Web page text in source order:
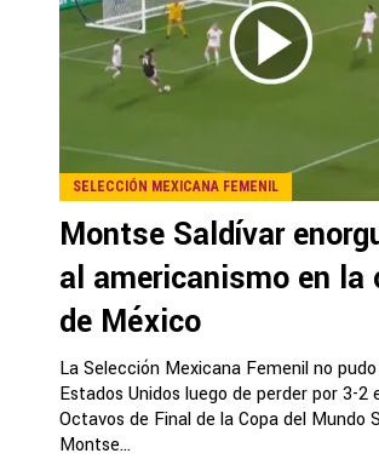
SELECCIÓN MEXICANA FEMENIL
Montse Saldívar
al americanismo en la
de México
La Selección Mexicana Femenil no
Estados Unidos luego de perder por 3-2
Octavos de Final de la Copa del Mundo
Montse...